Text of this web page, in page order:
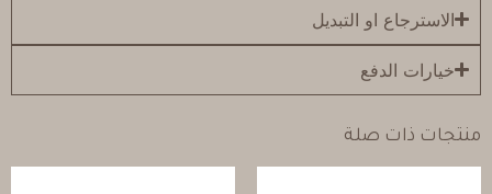
الاسترجاع او التبديل
خيارات الدفع
منتجات ذات صلة